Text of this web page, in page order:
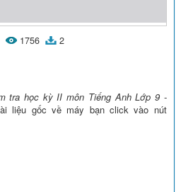
1756 2
tra học kỳ II môn Tiếng Anh Lớp 9 -
liệu gốc về máy bạn click vào nút